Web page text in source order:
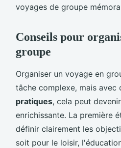
voyages de groupe
Conseils pour
groupe
Organiser un voyage en
tâche complexe, mais avec
pratiques, cela peut
enrichissante. La première
définir clairement les
soit pour le loisir,